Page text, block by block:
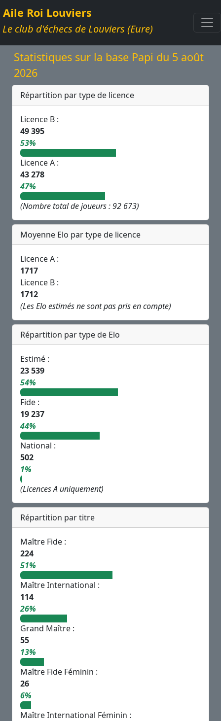
Aile Roi Louviers
Le club d'échecs de Louviers (Eure)
Statistiques sur la base Papi du 5 août
2026
Répartition par type de licence
Licence B :
49 395
53%
Licence A :
43 278
47%
(Nombre total de joueurs : 92 673)
Moyenne Elo par type de licence
Licence A :
1717
Licence B :
1712
(Les Elo estimés ne sont pas pris en compte)
Répartition par type de Elo
Estimé :
23 539
54%
Fide :
19 237
44%
National :
502
1%
(Licences A uniquement)
Répartition par titre
Maître Fide :
224
51%
Maître International :
114
26%
Grand Maître :
55
13%
Maître Fide Féminin :
26
6%
Maître International Féminin :